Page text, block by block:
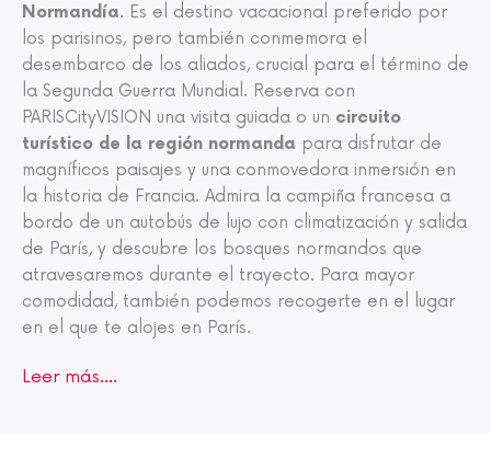
Normandía. Es el destino vacacional preferido por
los parisinos, pero también conmemora el
desembarco de los aliados, crucial para el término de
la Segunda Guerra Mundial. Reserva con
PARISCityVISION una visita guiada o un circuito
turístico de la región normanda para disfrutar de
magníficos paisajes y una conmovedora inmersión en
la historia de Francia. Admira la campiña francesa a
bordo de un autobús de lujo con climatización y salida
de París, y descubre los bosques normandos que
atravesaremos durante el trayecto. Para mayor
comodidad, también podemos recogerte en el lugar
en el que te alojes en París.
Leer más....